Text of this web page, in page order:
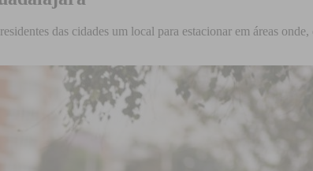
das cidades um local para estacionar em áreas